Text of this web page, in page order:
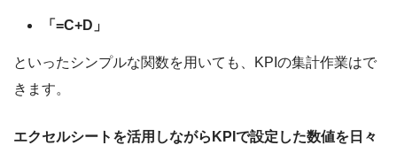
「=C+D」
といったシンプルな関数を用いても、KPIの集計作業はで
きます。
エクセルシートを活用しながらKPIで設定した数値を日々